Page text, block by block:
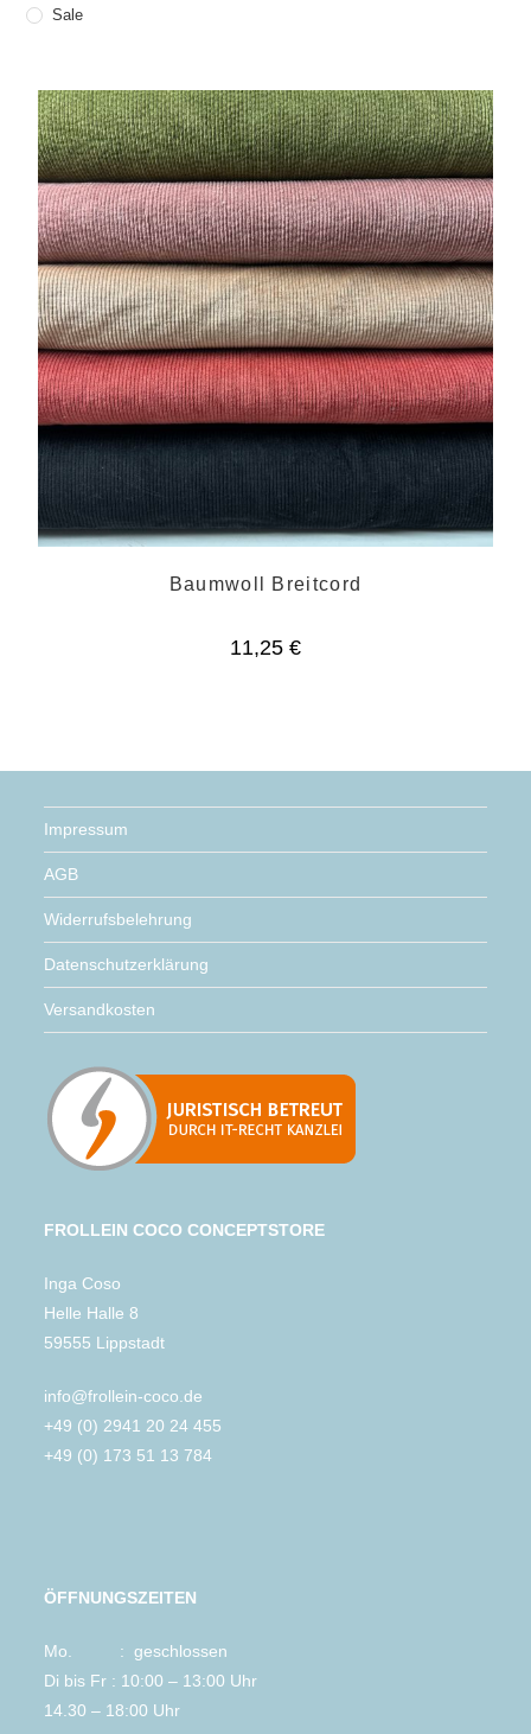
Sale
Baumwoll Breitcord
11,25 €
Impressum
AGB
Widerrufsbelehrung
Datenschutzerklärung
Versandkosten
FROLLEIN COCO CONCEPTSTORE
Inga Coso
Helle Halle 8
59555 Lippstadt
info@frollein-coco.de
+49 (0) 2941 20 24 455
+49 (0) 173 51 13 784
ÖFFNUNGSZEITEN
Mo. : geschlossen
Di bis Fr : 10:00 – 13:00 Uhr
14.30 – 18:00 Uhr